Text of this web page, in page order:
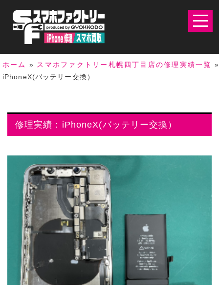
ホーム » スマホファクトリー札幌四丁目店の修理実績一覧 »
iPhoneX(バッテリー交換）
修理実績：iPhoneX(バッテリー交換）